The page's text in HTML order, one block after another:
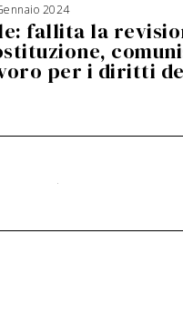
2024
fallita la
per i diritti